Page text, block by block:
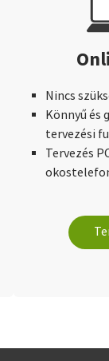
Nincs
Könnyű és
tervezési
Tervezés